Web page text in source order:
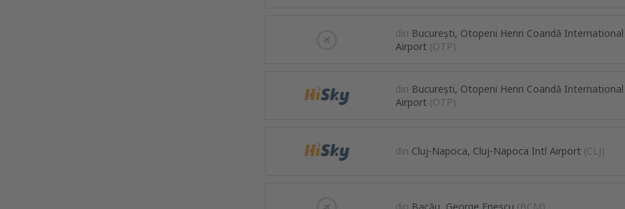
din București, Otopeni Henri Coandă International
Airport (OTP)
din București, Otopeni Henri Coandă International
Airport (OTP)
din Cluj-Napoca, Cluj-Napoca Intl Airport (CLJ)